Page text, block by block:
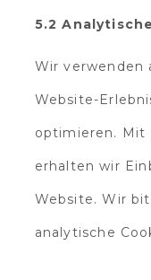
5.2
Wir verwenden
Website-
optimieren. Mit
erhalten wir
Website. Wir
analytische